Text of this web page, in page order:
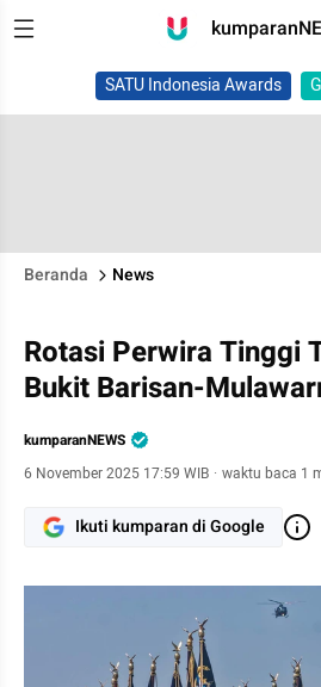
SATU Indonesia Awards
Beranda News
Rotasi Perwira Tinggi
Bukit Barisan-
kumparanNEWS
6 November 2025 17:59 WIB · waktu baca 1
Ikuti kumparan di Google